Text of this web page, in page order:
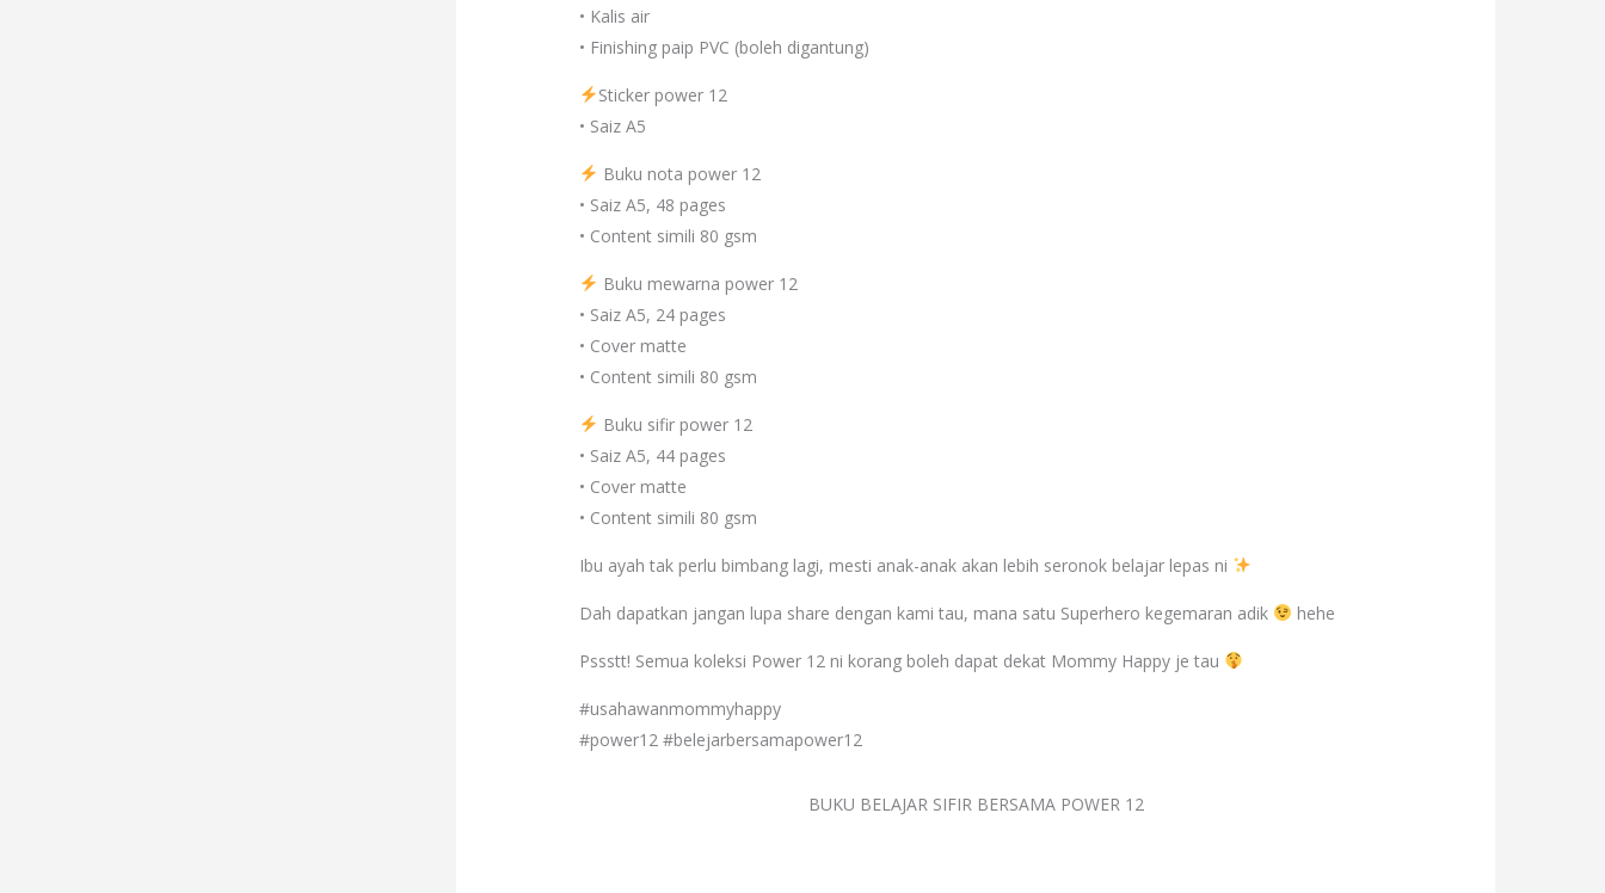
• Kalis air
• Finishing paip PVC (boleh digantung)
Sticker power 12
• Saiz A5
Buku nota power 12
• Saiz A5, 48 pages
• Content simili 80 gsm
Buku mewarna power 12
• Saiz A5, 24 pages
• Cover matte
• Content simili 80 gsm
Buku sifir power 12
• Saiz A5, 44 pages
• Cover matte
• Content simili 80 gsm
Ibu ayah tak perlu bimbang lagi, mesti anak-anak akan lebih seronok belajar lepas ni
Dah dapatkan jangan lupa share dengan kami tau, mana satu Superhero kegemaran adik hehe
Pssstt! Semua koleksi Power 12 ni korang boleh dapat dekat Mommy Happy je tau
#usahawanmommyhappy
#power12 #belejarbersamapower12
BUKU BELAJAR SIFIR BERSAMA POWER 12